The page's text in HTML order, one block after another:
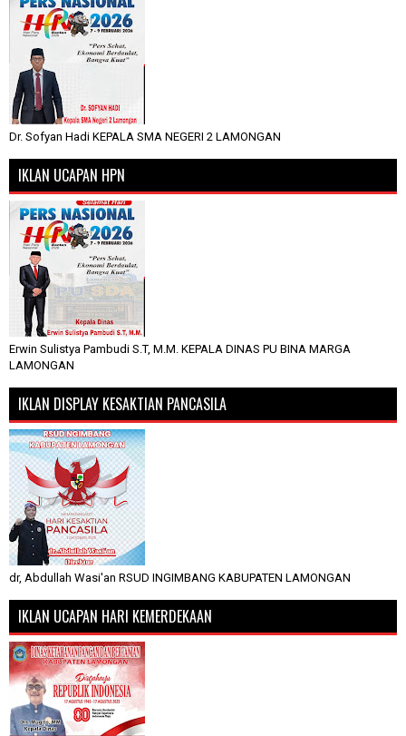
Dr. Sofyan Hadi KEPALA SMA NEGERI 2 LAMONGAN
IKLAN UCAPAN HPN
Erwin Sulistya Pambudi S.T, M.M. KEPALA DINAS PU BINA MARGA
LAMONGAN
IKLAN DISPLAY KESAKTIAN PANCASILA
dr, Abdullah Wasi'an RSUD INGIMBANG KABUPATEN LAMONGAN
IKLAN UCAPAN HARI KEMERDEKAAN